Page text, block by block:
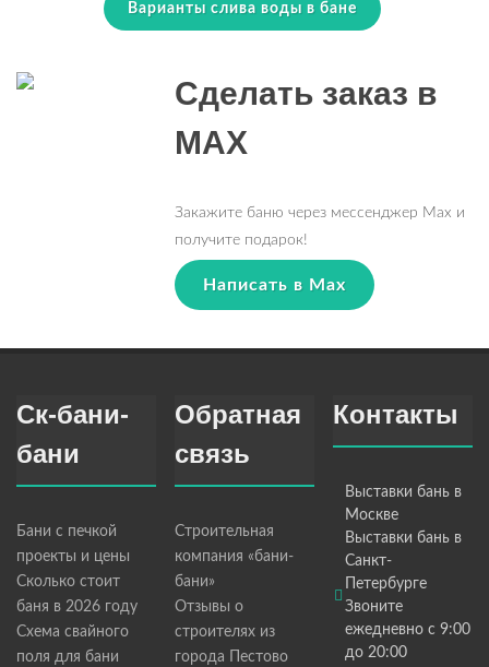
Варианты слива воды в бане
Сделать заказ в
MAX
Закажите баню через мессенджер Max и
получите подарок!
Написать в Max
Ск-бани-
бани
Бани с печкой
проекты и цены
Сколько стоит
баня в 2026 году
Схема свайного
поля для бани
Обратная
связь
Строительная
компания «бани-
бани»
Отзывы о
строителях из
города Пестово
Контакты
Выставки бань в
Москве
Выставки бань в
Санкт-
Петербурге
Звоните
ежедневно с 9:00
до 20:00